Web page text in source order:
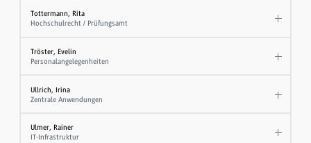
Tottermann, Rita
Hochschulrecht / Prüfungsamt
Tröster, Evelin
Personalangelegenheiten
Ullrich, Irina
Zentrale Anwendungen
Ulmer, Rainer
IT-Infrastruktur